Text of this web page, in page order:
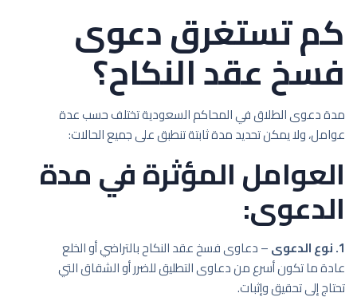
كم تستغرق دعوى
فسخ عقد النكاح؟
مدة دعوى الطلاق في المحاكم السعودية تختلف حسب عدة
عوامل، ولا يمكن تحديد مدة ثابتة تنطبق على جميع الحالات:
العوامل المؤثرة في مدة
الدعوى:
1. نوع الدعوى
– دعاوى فسخ عقد النكاح بالتراضي أو الخلع
عادة ما تكون أسرع من دعاوى التطليق للضرر أو الشقاق التي
تحتاج إلى تحقيق وإثبات.